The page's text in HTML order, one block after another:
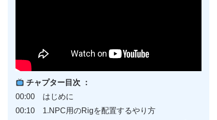
チャプター目次 ：
00:00 はじめに
00:10 1.NPC用のRigを配置するやり方